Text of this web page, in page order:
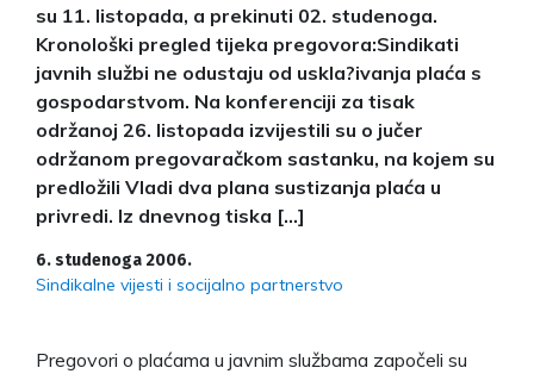
su 11. listopada, a prekinuti 02. studenoga.
Kronološki pregled tijeka pregovora:Sindikati
javnih službi ne odustaju od uskla?ivanja plaća s
gospodarstvom. Na konferenciji za tisak
održanoj 26. listopada izvijestili su o jučer
održanom pregovaračkom sastanku, na kojem su
predložili Vladi dva plana sustizanja plaća u
privredi. Iz dnevnog tiska […]
6. studenoga 2006.
Sindikalne vijesti i socijalno partnerstvo
Pregovori o plaćama u javnim službama započeli su